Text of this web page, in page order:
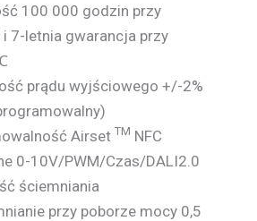
100 000 godzin przy
7-letnia gwarancja przy
prądu wyjściowego +/-2%
Airset TM NFC
0-10V/PWM/Czas/DALI2.0
ściemniania
przy poborze mocy 0,5